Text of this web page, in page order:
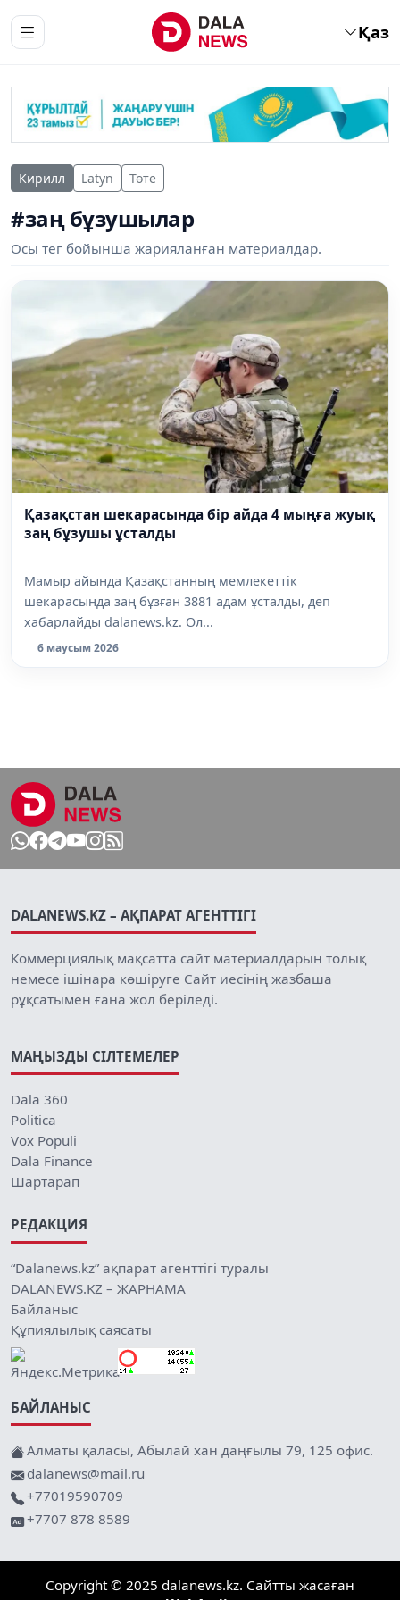
Қаз
Кирилл Latyn Төте
#заң бұзушылар
Осы тег бойынша жарияланған материалдар.
Қазақстан шекарасында бір айда 4 мыңға жуық
заң бұзушы ұсталды
Мамыр айында Қазақстанның мемлекеттік
шекарасында заң бұзған 3881 адам ұсталды, деп
хабарлайды dalanews.kz. Ол...
6 маусым 2026
DALANEWS.KZ – АҚПАРАТ АГЕНТТІГІ
Коммерциялық мақсатта сайт материалдарын толық
немесе ішінара көшіруге Сайт иесінің жазбаша
рұқсатымен ғана жол беріледі.
МАҢЫЗДЫ СІЛТЕМЕЛЕР
Dala 360
Politica
Vox Populi
Dala Finance
Шартарап
РЕДАКЦИЯ
“Dalanews.kz” ақпарат агенттігі туралы
DALANEWS.KZ – ЖАРНАМА
Байланыс
Құпиялылық саясаты
БАЙЛАНЫС
Алматы қаласы, Абылай хан даңғылы 79, 125 офис.
dalanews@mail.ru
+77019590709
+7707 878 8589
Copyright © 2025 dalanews.kz. Сайтты жасаған